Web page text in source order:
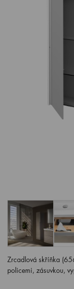
Zrcadlová skříňka
policemi, zásuvkou,